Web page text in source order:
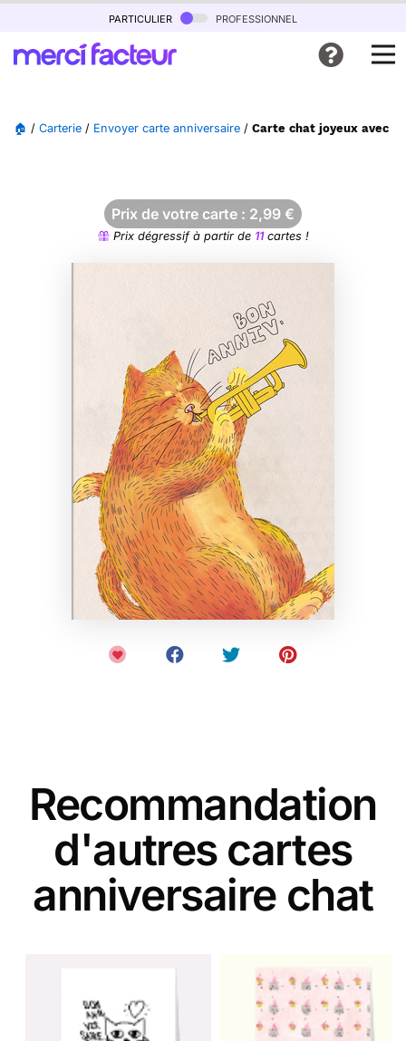
particulier professionnel
🏠 / Carterie / Envoyer carte anniversaire / Carte chat joyeux avec
Prix de votre carte : 2,99 €
Prix dégressif à partir de 11cartes !
Recommandation
d'autres cartes
anniversaire chat